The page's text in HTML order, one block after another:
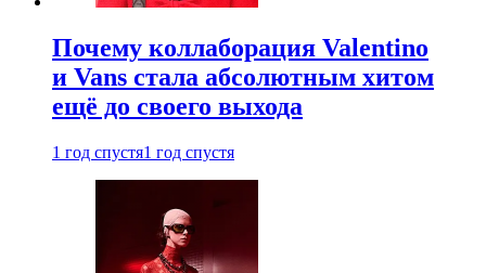
Почему коллаборация Valentino
и Vans стала абсолютным хитом
ещё до своего выхода
1 год спустя1 год спустя